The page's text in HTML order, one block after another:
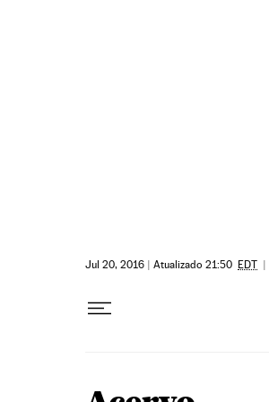
Jul 20, 2016 | Atualizado 21:50 EDT |